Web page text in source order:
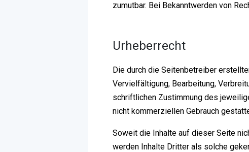
zumutbar. Bei Bekanntwerden von
Urheberrecht
Die durch die Seitenbetreiber
Vervielfältigung, Bearbeitung,
schriftlichen Zustimmung des
nicht kommerziellen Gebrauch
Soweit die Inhalte auf dieser Seite
werden Inhalte Dritter als solche